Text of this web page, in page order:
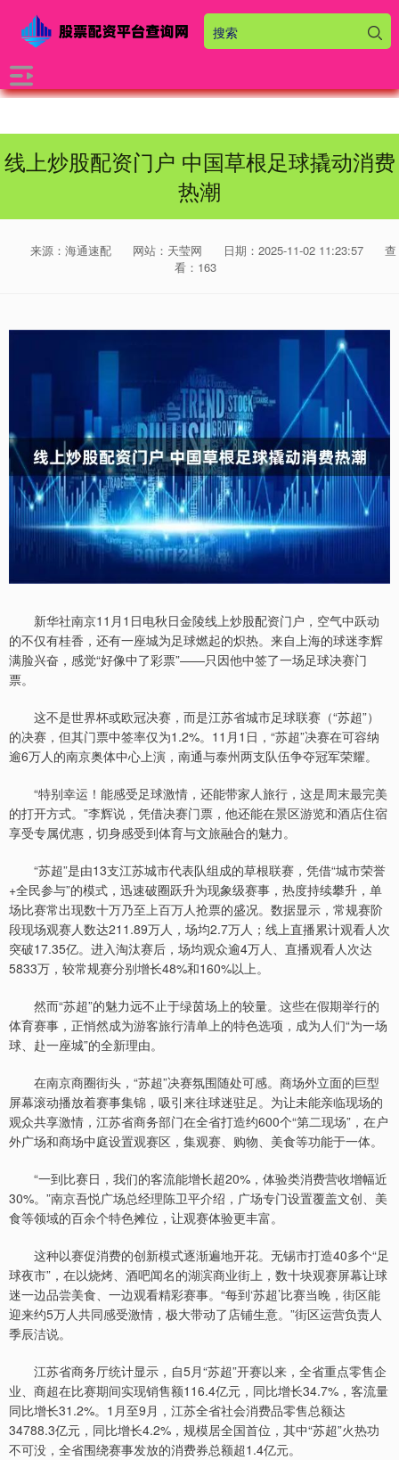
线上炒股配资门户 中国草根足球撬动消费
热潮
来源：海通速配 网站：天莹网 日期：2025-11-02 11:23:57
查
看：163
新华社南京11月1日电秋日金陵线上炒股配资门户，空气中跃动
的不仅有桂香，还有一座城为足球燃起的炽热。来自上海的球迷李辉
满脸兴奋，感觉“好像中了彩票”——只因他中签了一场足球决赛门
票。
这不是世界杯或欧冠决赛，而是江苏省城市足球联赛（“苏超”）
的决赛，但其门票中签率仅为1.2%。11月1日，“苏超”决赛在可容纳
逾6万人的南京奥体中心上演，南通与泰州两支队伍争夺冠军荣耀。
“特别幸运！能感受足球激情，还能带家人旅行，这是周末最完美
的打开方式。”李辉说，凭借决赛门票，他还能在景区游览和酒店住宿
享受专属优惠，切身感受到体育与文旅融合的魅力。
“苏超”是由13支江苏城市代表队组成的草根联赛，凭借“城市荣誉
+全民参与”的模式，迅速破圈跃升为现象级赛事，热度持续攀升，单
场比赛常出现数十万乃至上百万人抢票的盛况。数据显示，常规赛阶
段现场观赛人数达211.89万人，场均2.7万人；线上直播累计观看人次
突破17.35亿。进入淘汰赛后，场均观众逾4万人、直播观看人次达
5833万，较常规赛分别增长48%和160%以上。
然而“苏超”的魅力远不止于绿茵场上的较量。这些在假期举行的
体育赛事，正悄然成为游客旅行清单上的特色选项，成为人们“为一场
球、赴一座城”的全新理由。
在南京商圈街头，“苏超”决赛氛围随处可感。商场外立面的巨型
屏幕滚动播放着赛事集锦，吸引来往球迷驻足。为让未能亲临现场的
观众共享激情，江苏省商务部门在全省打造约600个“第二现场”，在户
外广场和商场中庭设置观赛区，集观赛、购物、美食等功能于一体。
“一到比赛日，我们的客流能增长超20%，体验类消费营收增幅近
30%。”南京吾悦广场总经理陈卫平介绍，广场专门设置覆盖文创、美
食等领域的百余个特色摊位，让观赛体验更丰富。
这种以赛促消费的创新模式逐渐遍地开花。无锡市打造40多个“足
球夜市”，在以烧烤、酒吧闻名的湖滨商业街上，数十块观赛屏幕让球
迷一边品尝美食、一边观看精彩赛事。“每到‘苏超’比赛当晚，街区能
迎来约5万人共同感受激情，极大带动了店铺生意。”街区运营负责人
季辰洁说。
江苏省商务厅统计显示，自5月“苏超”开赛以来，全省重点零售企
业、商超在比赛期间实现销售额116.4亿元，同比增长34.7%，客流量
同比增长31.2%。1月至9月，江苏全省社会消费品零售总额达
34788.3亿元，同比增长4.2%，规模居全国首位，其中“苏超”火热功
不可没，全省围绕赛事发放的消费券总额超1.4亿元。